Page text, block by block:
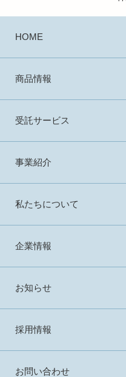
HOME
商品情報
受託サービス
事業紹介
私たちについて
企業情報
お知らせ
採用情報
お問い合わせ